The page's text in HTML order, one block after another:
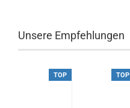
Unsere Empfehlungen
TOP TOP